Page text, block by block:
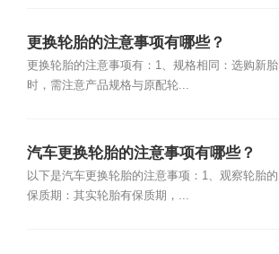
更换轮胎的注意事项有哪些？
更换轮胎的注意事项有：1、规格相同：选购新胎
时，需注意产品规格与原配轮...
汽车更换轮胎的注意事项有哪些？
以下是汽车更换轮胎的注意事项：1、观察轮胎的
保质期：其实轮胎有保质期，...